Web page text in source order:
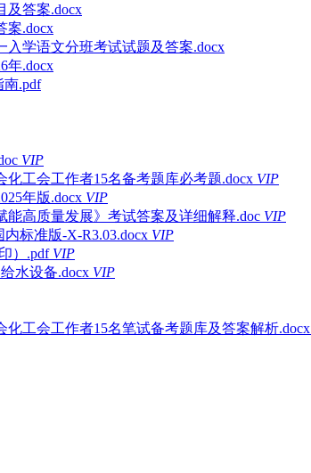
及答案.docx
案.docx
入学语文分班考试试题及答案.docx
年.docx
南.pdf
VIP
化工会工作者15名备考题库必考题.docx VIP
年版.docx VIP
能高质量发展》考试答案及详细解释.doc VIP
标准版-X-R3.03.docx VIP
）.pdf VIP
水设备.docx VIP
化工会工作者15名笔试备考题库及答案解析.docx